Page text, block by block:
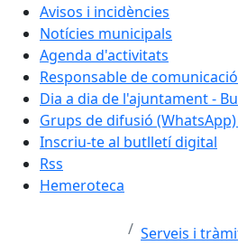
Avisos i incidències
Notícies municipals
Agenda d'activitats
Responsable de comunicació
Dia a dia de l'ajuntament -
Grups de difusió
Inscriu-te al butlletí digital
Rss
Hemeroteca
Serveis i